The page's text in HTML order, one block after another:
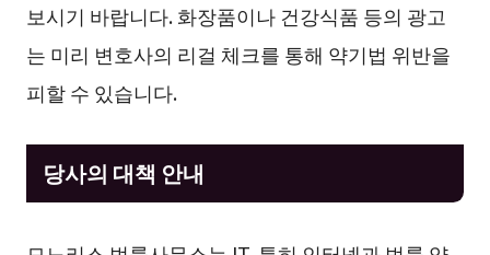
보시기 바랍니다. 화장품이나 건강식품 등의 광고
는 미리 변호사의 리걸 체크를 통해 약기법 위반을
피할 수 있습니다.
당사의 대책 안내